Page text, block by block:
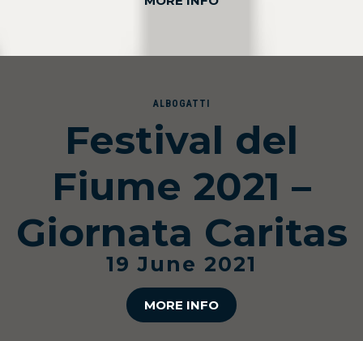
ALBOGATTI
Festival del
Fiume 2021 –
Giornata Caritas
19 June 2021
MORE INFO